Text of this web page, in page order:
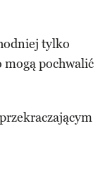
tylko
pochwalić